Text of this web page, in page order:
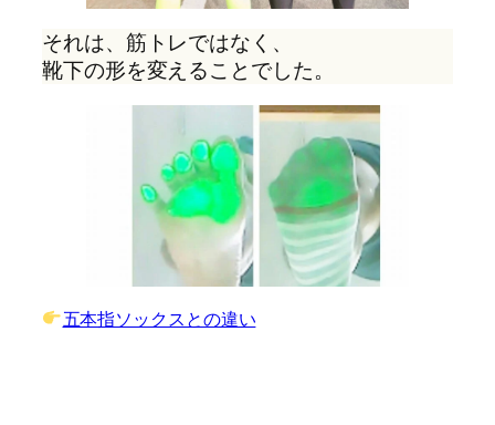
それは、筋トレではなく、
靴下の形を変えることでした。
五本指ソックスとの違い